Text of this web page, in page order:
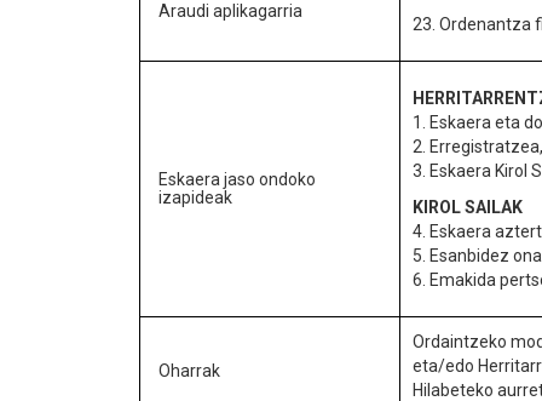
Araudi aplikagarria
23. Ordenantza
Eskaera jaso ondoko
izapideak
1. Eskaera eta
2.
3. Eskaera Kirol
KIROL SAILAK
4. Eskaera
5. Esanbidez
6. Emakida
Oharrak
Ordaintzeko
eta/edo
Hilabeteko